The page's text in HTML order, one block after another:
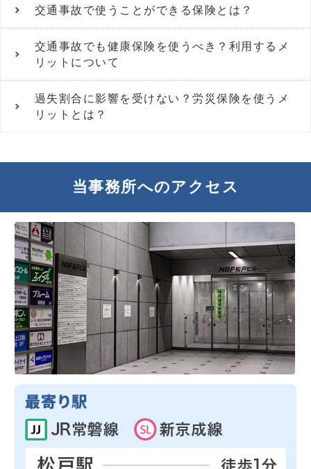
交通事故で使うことができる保険とは？
交通事故でも健康保険を使うべき？利用するメ
リットについて
過失割合に影響を受けない？労災保険を使うメ
リットとは？
当事務所へのアクセス